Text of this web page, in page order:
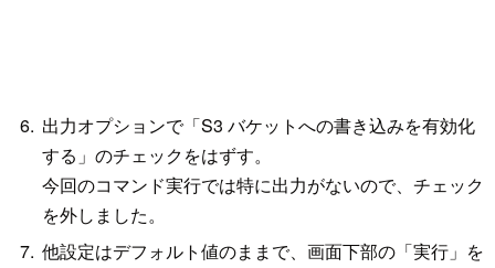
出力オプションで「S3 バケットへの書き込みを有効化
する」のチェックをはずす。
今回のコマンド実行では特に出力がないので、チェック
を外しました。
他設定はデフォルト値のままで、画面下部の「実行」を